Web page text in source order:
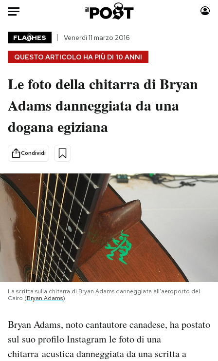
Auto
HOME
Italia
Politica
Tecnologia
Scienza
Economia
Sport
Moda
Consumismi
Altrecose
PODCAST
NEWSLETTER
I MIEI PREFERITI
QUESTO ARTICOLO HA PIÙ DI 10 ANNI
FLA HES Venerdì 11 marzo 2016
Le foto della chitarra di Bryan
Adams danneggiata da una
dogana egiziana
Condividi
La scritta sulla chitarra di Bryan Adams danneggiata all'aeroporto del
Cairo (Bryan Adams)
Bryan Adams, noto cantautore canadese, ha postato
sul suo profilo Instagram le foto di una
chitarra acustica danneggiata da una scritta a